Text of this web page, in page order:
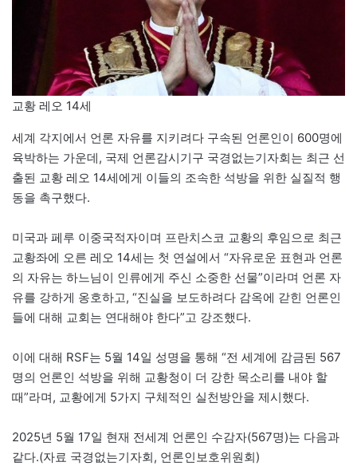
교황 레오 14세
세계 각지에서 언론 자유를 지키려다 구속된 언론인이 600명에
육박하는 가운데, 국제 언론감시기구 국경없는기자회는 최근 선
출된 교황 레오 14세에게 이들의 조속한 석방을 위한 실질적 행
동을 촉구했다.
미국과 페루 이중국적자이며 프란치스코 교황의 후임으로 최근
교황좌에 오른 레오 14세는 첫 연설에서 “자유로운 표현과 언론
의 자유는 하느님이 인류에게 주신 소중한 선물”이라며 언론 자
유를 강하게 옹호하고, “진실을 보도하려다 감옥에 갇힌 언론인
들에 대해 교회는 연대해야 한다”고 강조했다.
이에 대해 RSF는 5월 14일 성명을 통해 “전 세계에 감금된 567
명의 언론인 석방을 위해 교황청이 더 강한 목소리를 내야 할
때”라며, 교황에게 5가지 구체적인 실천방안을 제시했다.
2025년 5월 17일 현재 전세계 언론인 수감자(567명)는 다음과
같다.(자료 국경없는기자회, 언론인보호위원회)